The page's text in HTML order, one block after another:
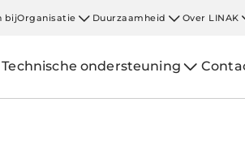
bijOrganisatie Duurzaamheid Over LINAK
Technische ondersteuning